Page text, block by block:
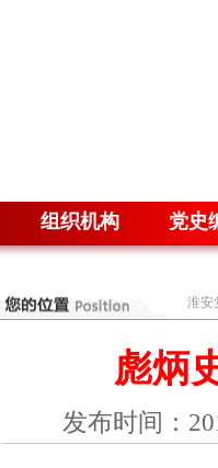
组织机构 党史
淮安
彪炳
发布时间：